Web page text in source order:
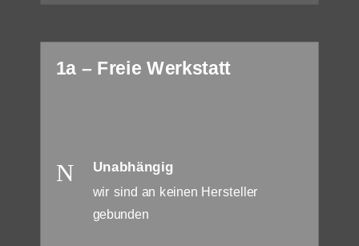
1a – Freie Werkstatt
N Unabhängig
wir sind an keinen Hersteller
gebunden